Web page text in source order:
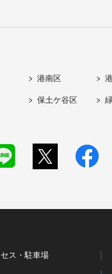
港南区
保土ケ谷区
ス・駐車場